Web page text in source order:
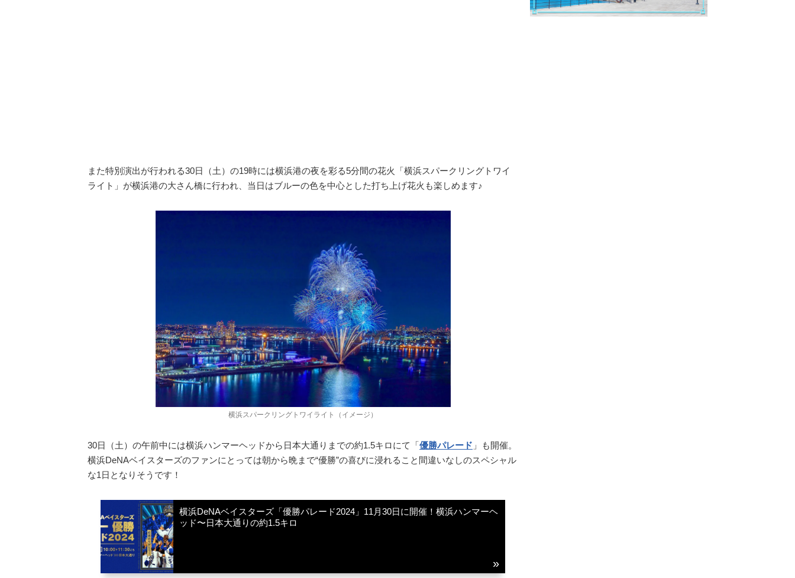
また特別演出が行われる30日（土）の19時には横浜港の夜を彩る5分間の花⽕「横浜スパークリングトワイ
ライト」が横浜港の大さん橋に行われ、当日はブルーの色を中心とした打ち上げ花火も楽しめます♪
横浜スパークリングトワイライト（イメージ）
30日（土）の午前中には横浜ハンマーヘッドから日本大通りまでの約1.5キロにて「優勝パレード 」も開催。
横浜DeNAベイスターズのファンにとっては朝から晩まで“優勝”の喜びに浸れること間違いなしのスペシャル
な1日となりそうです！
横浜DeNAベイスターズ「優勝パレード2024」11月30日に開催！横浜ハンマーヘ
ッド〜日本大通りの約1.5キロ